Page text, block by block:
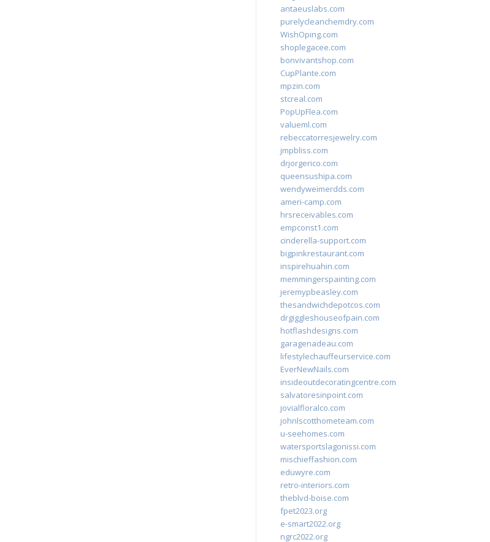
antaeuslabs.com
purelycleanchemdry.com
WishOping.com
shoplegacee.com
bonvivantshop.com
CupPlante.com
mpzin.com
stcreal.com
PopUpFlea.com
valueml.com
rebeccatorresjewelry.com
jmpbliss.com
drjorgerico.com
queensushipa.com
wendyweimerdds.com
ameri-camp.com
hrsreceivables.com
empconst1.com
cinderella-support.com
bigpinkrestaurant.com
inspirehuahin.com
memmingerspainting.com
jeremypbeasley.com
thesandwichdepotcos.com
drgiggleshouseofpain.com
hotflashdesigns.com
garagenadeau.com
lifestylechauffeurservice.com
EverNewNails.com
insideoutdecoratingcentre.com
salvatoresinpoint.com
jovialfloralco.com
johnlscotthometeam.com
u-seehomes.com
watersportslagonissi.com
mischieffashion.com
eduwyre.com
retro-interiors.com
theblvd-boise.com
fpet2023.org
e-smart2022.org
ngrc2022.org